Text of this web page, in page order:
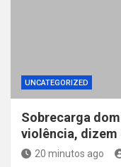
UNCATEGORIZED
Sobrecarga
violência,
20 minutos ago